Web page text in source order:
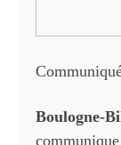
Boulogne-